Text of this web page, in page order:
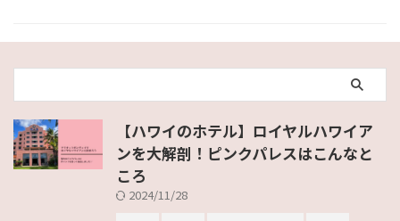
【ハワイのホテル】ロイヤルハワイア
ンを大解剖！ピンクパレスはこんなと
ころ
2024/11/28